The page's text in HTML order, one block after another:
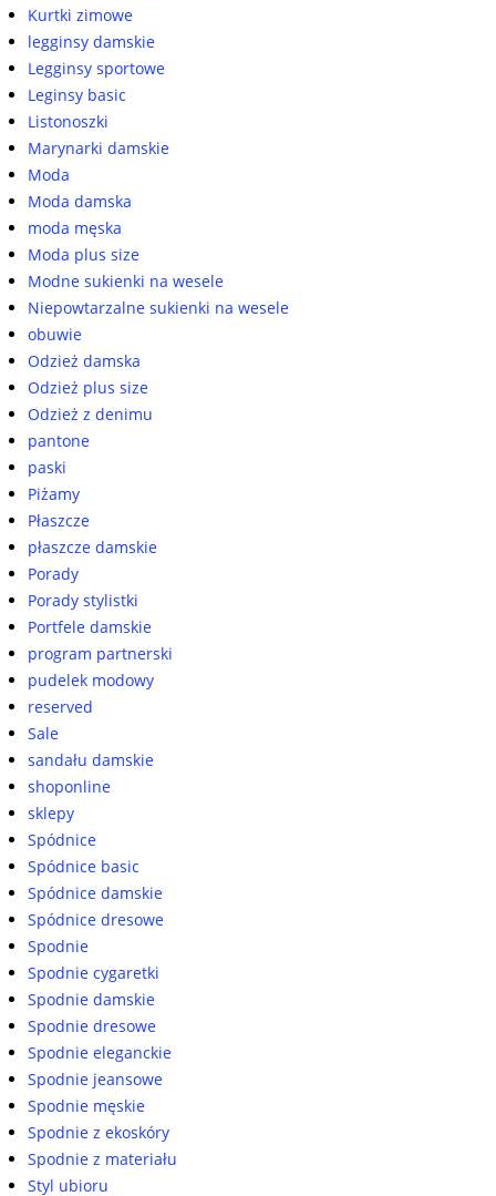
Kurtki zimowe
legginsy damskie
Legginsy sportowe
Leginsy basic
Listonoszki
Marynarki damskie
Moda
Moda damska
moda męska
Moda plus size
Modne sukienki na wesele
Niepowtarzalne sukienki na wesele
obuwie
Odzież damska
Odzież plus size
Odzież z denimu
pantone
paski
Piżamy
Płaszcze
płaszcze damskie
Porady
Porady stylistki
Portfele damskie
program partnerski
pudelek modowy
reserved
Sale
sandału damskie
shoponline
sklepy
Spódnice
Spódnice basic
Spódnice damskie
Spódnice dresowe
Spodnie
Spodnie cygaretki
Spodnie damskie
Spodnie dresowe
Spodnie eleganckie
Spodnie jeansowe
Spodnie męskie
Spodnie z ekoskóry
Spodnie z materiału
Styl ubioru